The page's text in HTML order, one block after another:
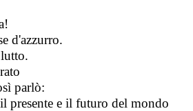
d'azzurro.
parlò:
presente e il futuro del mondo